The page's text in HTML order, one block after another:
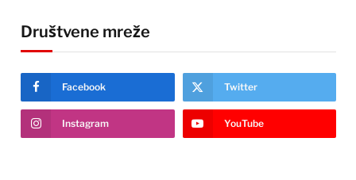
Društvene mreže
Facebook Twitter
Instagram YouTube